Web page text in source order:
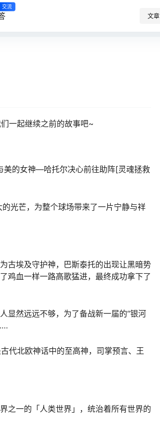
交流
文章
一起继续之前的故事吧~
美的女神—哈托尔决心前往助阵[灵魂拯救
光芒，为整个球场带来了一片宁静与祥
古埃及守护神，巴斯泰托的出现让黑暗势
鸡血一样一路高歌猛进，最终成功拿下了
显然远远不够，为了备战新一届的“银河
代北欧神话中的至高神，司掌预言、王
之一的「人类世界」，统治着所有世界的